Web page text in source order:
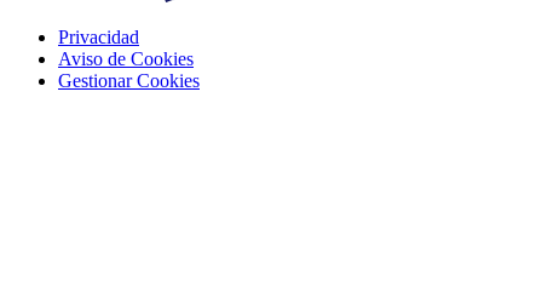
Privacidad
Aviso de Cookies
Gestionar Cookies